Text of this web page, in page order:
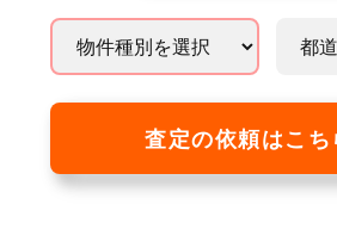
査定の依頼はこち